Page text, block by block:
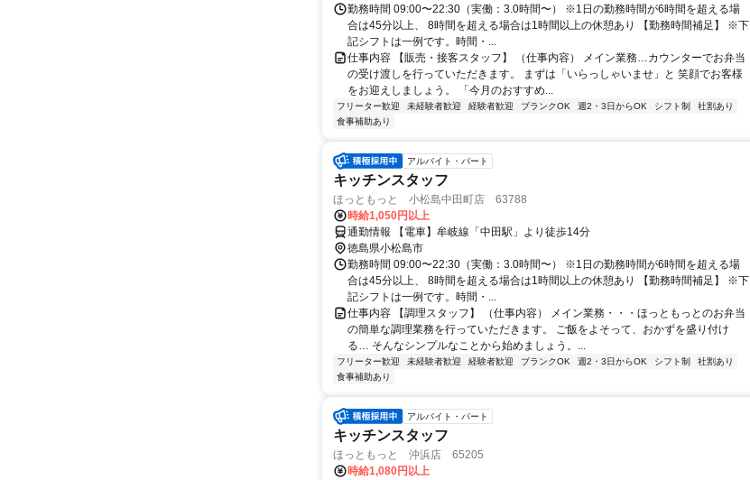
勤務時間 09:00〜22:30（実働：3.0時間〜） ※1日の勤務時間が6時間を超える場
合は45分以上、 8時間を超える場合は1時間以上の休憩あり 【勤務時間補足】 ※下
記シフトは一例です。時間・...
仕事内容 【販売・接客スタッフ】 （仕事内容） メイン業務…カウンターでお弁当
の受け渡しを行っていただきます。 まずは「いらっしゃいませ」と 笑顔でお客様
をお迎えしましょう。 「今月のおすすめ...
フリーター歓迎 未経験者歓迎 経験者歓迎 ブランクOK 週2・3日からOK シフト制
社割あり
食事補助あり
アルバイト・パート
キッチンスタッフ
ほっともっと 小松島中田町店 63788
時給1,050円以上
通勤情報 【電車】牟岐線「中田駅」より徒歩14分
徳島県小松島市
勤務時間 09:00〜22:30（実働：3.0時間〜） ※1日の勤務時間が6時間を超える場
合は45分以上、 8時間を超える場合は1時間以上の休憩あり 【勤務時間補足】 ※下
記シフトは一例です。時間・...
仕事内容 【調理スタッフ】 （仕事内容） メイン業務・・・ほっともっとのお弁当
の簡単な調理業務を行っていただきます。 ご飯をよそって、おかずを盛り付け
る… そんなシンプルなことから始めましょう。...
フリーター歓迎 未経験者歓迎 経験者歓迎 ブランクOK 週2・3日からOK シフト制
社割あり
食事補助あり
アルバイト・パート
キッチンスタッフ
ほっともっと 沖浜店 65205
時給1,080円以上